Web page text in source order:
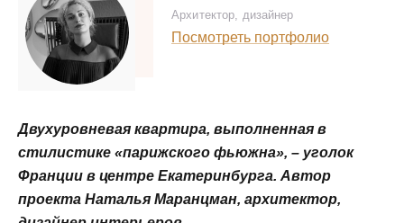
Архитектор, дизайнер
Посмотреть портфолио
Двухуровневая квартира, выполненная в
стилистике «парижского фьюжна», – уголок
Франции в центре Екатеринбурга. Автор
проекта Наталья Маранцман, архитектор,